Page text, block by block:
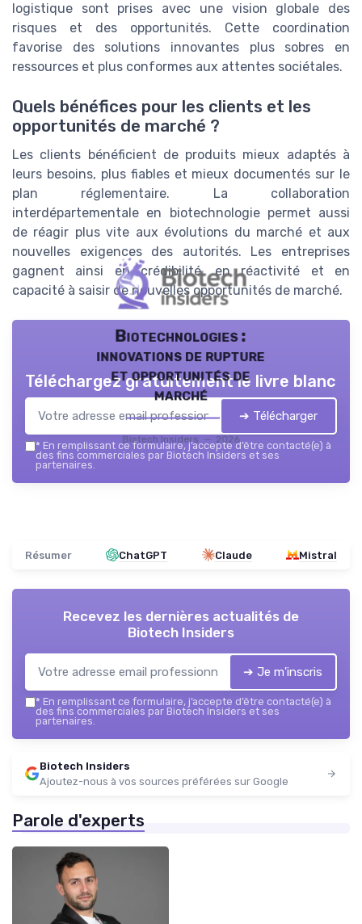
logistique sont prises avec une vision globale des
risques et des opportunités. Cette coordination
favorise des solutions innovantes plus sobres en
ressources et plus conformes aux attentes sociétales.
Quels bénéfices pour les clients et les
opportunités de marché ?
Les clients bénéficient de produits mieux adaptés à
leurs besoins, plus fiables et mieux documentés sur le
plan réglementaire. La collaboration
interdépartementale en biotechnologie permet aussi
de réagir plus vite aux évolutions du marché et aux
nouvelles exigences des autorités. Les entreprises
gagnent ainsi en crédibilité, en réactivité et en
capacité à saisir de nouvelles opportunités de marché.
Biotechnologies :
innovations de rupture
et opportunités de
marché
Biotech Insiders — 2026
Téléchargez gratuitement le livre blanc
➔ Télécharger
* En remplissant ce formulaire, j’accepte d’être contacté(e) à
des fins commerciales par Biotech Insiders et ses
partenaires.
Résumer ChatGPT Claude Mistral
Recevez les dernières actualités de
Biotech Insiders
➔ Je m'inscris
* En remplissant ce formulaire, j’accepte d’être contacté(e) à
des fins commerciales par Biotech Insiders et ses
partenaires.
Biotech Insiders
Ajoutez-nous à vos sources préférées sur Google
Parole d'experts